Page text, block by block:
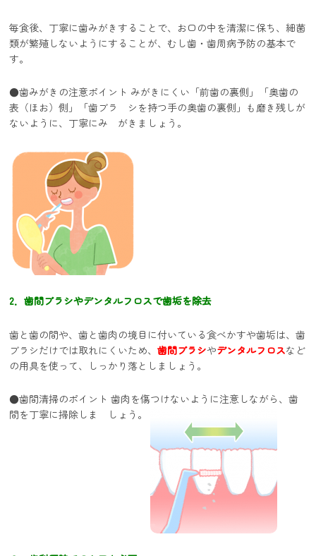
毎食後、丁寧に歯みがきすることで、お口の中を清潔に保ち、細菌
類が繁殖しないようにすることが、むし歯・歯周病予防の基本で
す。
●歯みがきの注意ポイント みがきにくい「前歯の裏側」「奥歯の
表（ほお）側」「歯ブラ シを持つ手の奥歯の裏側」も磨き残しが
ないように、丁寧にみ がきましょう。
2．歯間ブラシやデンタルフロスで歯垢を除去
歯と歯の間や、歯と歯肉の境目に付いている食べかすや歯垢は、歯
ブラシだけでは取れにくいため、歯間ブラシやデンタルフロスなど
の用具を使って、しっかり落としましょう。
●歯間清掃のポイント 歯肉を傷つけないように注意しながら、歯
間を丁寧に掃除しま しょう。